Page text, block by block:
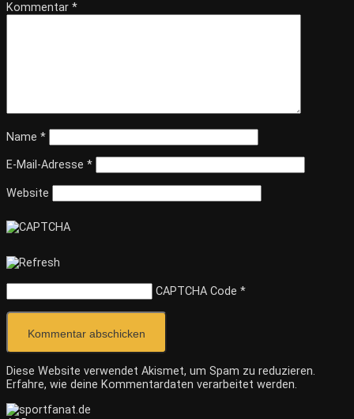
Kommentar *
Name *
E-Mail-Adresse *
Website
CAPTCHA Code *
Diese Website verwendet Akismet, um Spam zu reduzieren.
Erfahre, wie deine Kommentardaten verarbeitet werden.